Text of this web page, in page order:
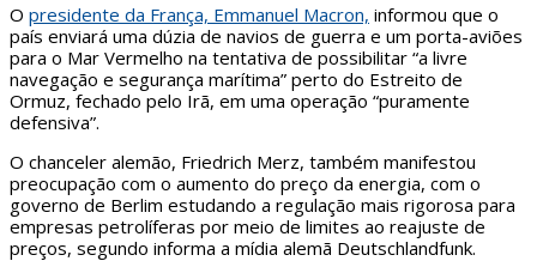
O presidente da França, Emmanuel Macron, informou que o
país enviará uma dúzia de navios de guerra e um porta-aviões
para o Mar Vermelho na tentativa de possibilitar “a livre
navegação e segurança marítima” perto do Estreito de
Ormuz, fechado pelo Irã, em uma operação “puramente
defensiva”.
O chanceler alemão, Friedrich Merz, também manifestou
preocupação com o aumento do preço da energia, com o
governo de Berlim estudando a regulação mais rigorosa para
empresas petrolíferas por meio de limites ao reajuste de
preços, segundo informa a mídia alemã Deutschlandfunk.